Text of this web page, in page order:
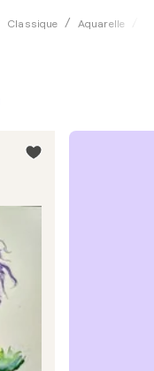
Classique Aquarelle